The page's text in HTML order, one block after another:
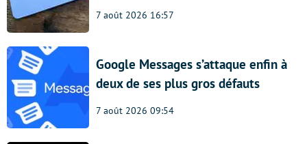
7 août 2026 16:57
Google Messages s’attaque enfin à
deux de ses plus gros défauts
7 août 2026 09:54